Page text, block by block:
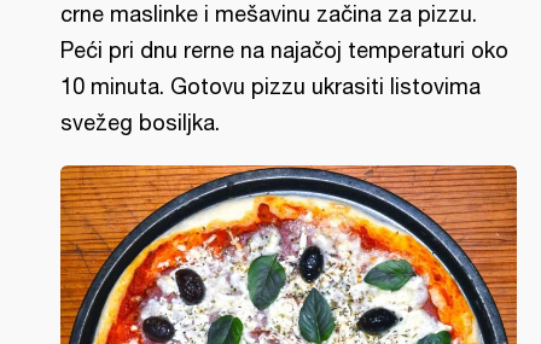
crne maslinke i mešavinu začina za pizzu.
Peći pri dnu rerne na najačoj temperaturi oko
10 minuta. Gotovu pizzu ukrasiti listovima
svežeg bosiljka.